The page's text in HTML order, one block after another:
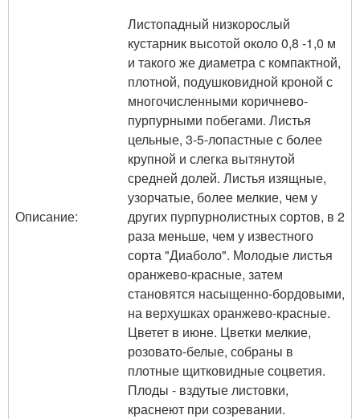
Описание:
Листопадный низкорослый
кустарник высотой около 0,8 -1,0 м
и такого же диаметра с компактной,
плотной, подушковидной кроной с
многочисленными коричнево-
пурпурными побегами. Листья
цельные, 3-5-лопастные с более
крупной и слегка вытянутой
средней долей. Листья изящные,
узорчатые, более мелкие, чем у
других пурпурнолистных сортов, в 2
раза меньше, чем у известного
сорта "Диаболо". Молодые листья
оранжево-красные, затем
становятся насыщенно-бордовыми,
на верхушках оранжево-красные.
Цветет в июне. Цветки мелкие,
розовато-белые, собраны в
плотные щитковидные соцветия.
Плоды - вздутые листовки,
краснеют при созревании.